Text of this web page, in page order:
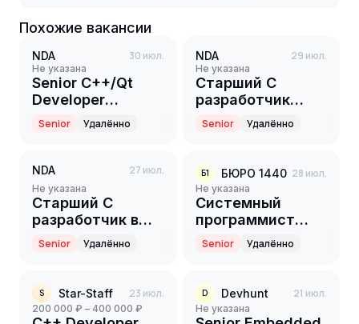
Похожие вакансии
NDA 30 июл.
Не указана
Senior C++/Qt
Developer
(Промышленность
и производство)
Senior Удалённо
NDA 29 июл.
Не указана
Старший С
разработчик
(BIOS/UEFI)
Senior Удалённо
NDA 27 июл.
Не указана
Старший С
разработчик в
команду
BIOS/UEFI
Senior Удалённо
Б1 БЮРО 1440 28 июл.
Не указана
Системный
программист
встраиваемых
Senior Удалённо
S Star-Staff 23 июл.
200 000 ₽ – 400 000 ₽
D Devhunt 21 июл.
Не указана